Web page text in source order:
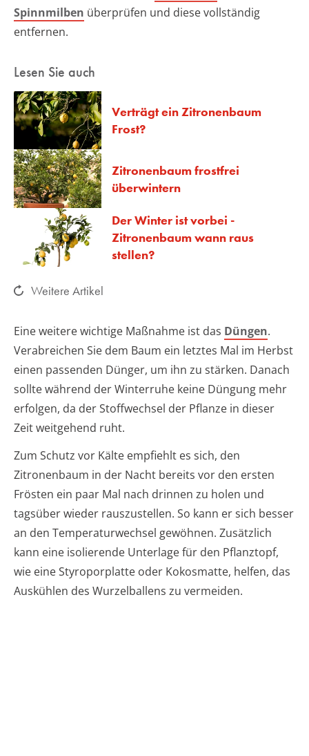
Spinnmilben überprüfen und diese vollständig
entfernen.
Lesen Sie auch
Verträgt ein Zitronenbaum
Frost?
Zitronenbaum frostfrei
überwintern
Der Winter ist vorbei -
Zitronenbaum wann raus
stellen?
Weitere Artikel
Eine weitere wichtige Maßnahme ist das Düngen.
Verabreichen Sie dem Baum ein letztes Mal im Herbst
einen passenden Dünger, um ihn zu stärken. Danach
sollte während der Winterruhe keine Düngung mehr
erfolgen, da der Stoffwechsel der Pflanze in dieser
Zeit weitgehend ruht.
Zum Schutz vor Kälte empfiehlt es sich, den
Zitronenbaum in der Nacht bereits vor den ersten
Frösten ein paar Mal nach drinnen zu holen und
tagsüber wieder rauszustellen. So kann er sich besser
an den Temperaturwechsel gewöhnen. Zusätzlich
kann eine isolierende Unterlage für den Pflanztopf,
wie eine Styroporplatte oder Kokosmatte, helfen, das
Auskühlen des Wurzelballens zu vermeiden.